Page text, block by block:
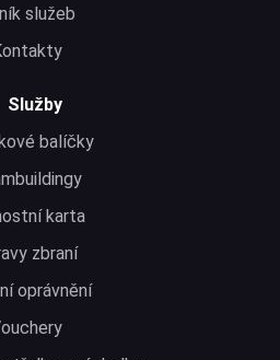
služeb
Služby
balíčky
karta
zbraní
oprávnění